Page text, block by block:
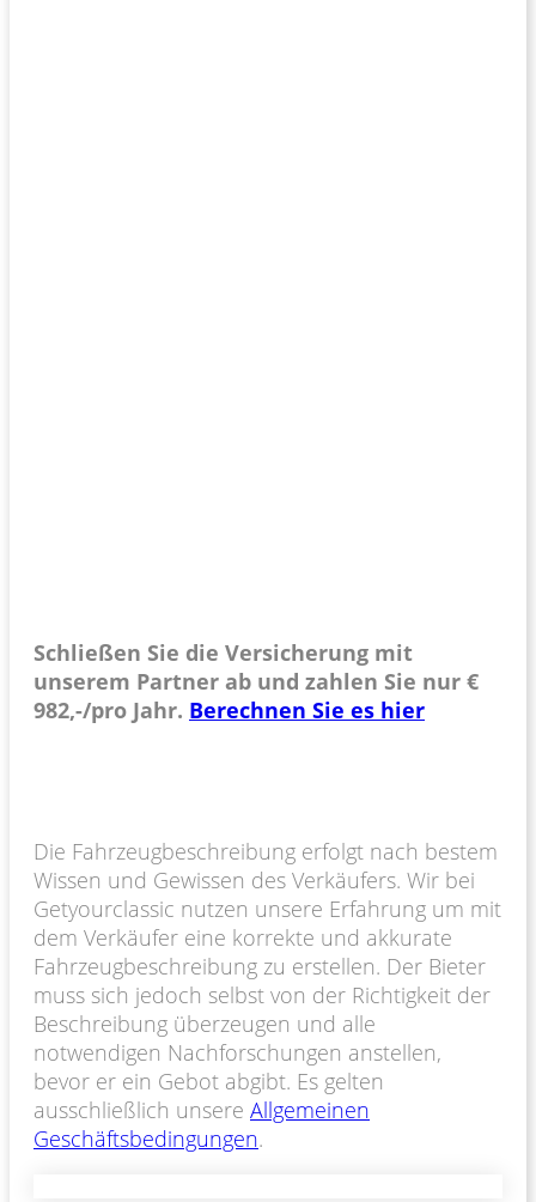
Schließen Sie die Versicherung mit
unserem Partner ab und zahlen Sie nur €
982,-/pro Jahr. Berechnen Sie es hier
Die Fahrzeugbeschreibung erfolgt nach bestem
Wissen und Gewissen des Verkäufers. Wir bei
Getyourclassic nutzen unsere Erfahrung um mit
dem Verkäufer eine korrekte und akkurate
Fahrzeugbeschreibung zu erstellen. Der Bieter
muss sich jedoch selbst von der Richtigkeit der
Beschreibung überzeugen und alle
notwendigen Nachforschungen anstellen,
bevor er ein Gebot abgibt. Es gelten
ausschließlich unsere Allgemeinen
Geschäftsbedingungen.